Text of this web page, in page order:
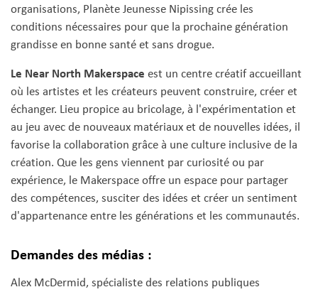
organisations, Planète Jeunesse Nipissing crée les
conditions nécessaires pour que la prochaine génération
grandisse en bonne santé et sans drogue.
Le Near North Makerspace est un centre créatif accueillant
où les artistes et les créateurs peuvent construire, créer et
échanger. Lieu propice au bricolage, à l'expérimentation et
au jeu avec de nouveaux matériaux et de nouvelles idées, il
favorise la collaboration grâce à une culture inclusive de la
création. Que les gens viennent par curiosité ou par
expérience, le Makerspace offre un espace pour partager
des compétences, susciter des idées et créer un sentiment
d'appartenance entre les générations et les communautés.
Demandes des médias :
Alex McDermid, spécialiste des relations publiques